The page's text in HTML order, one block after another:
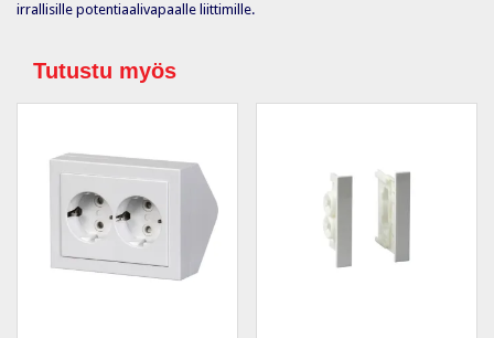
irrallisille potentiaalivapaalle liittimille.
Tutustu myös